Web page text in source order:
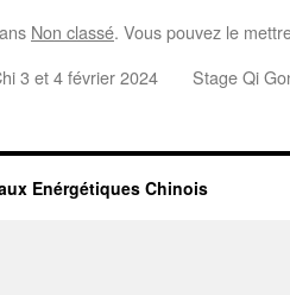
Non classé. Vous pouvez le
3 et 4 février 2024
Stage Qi
Enérgétiques Chinois